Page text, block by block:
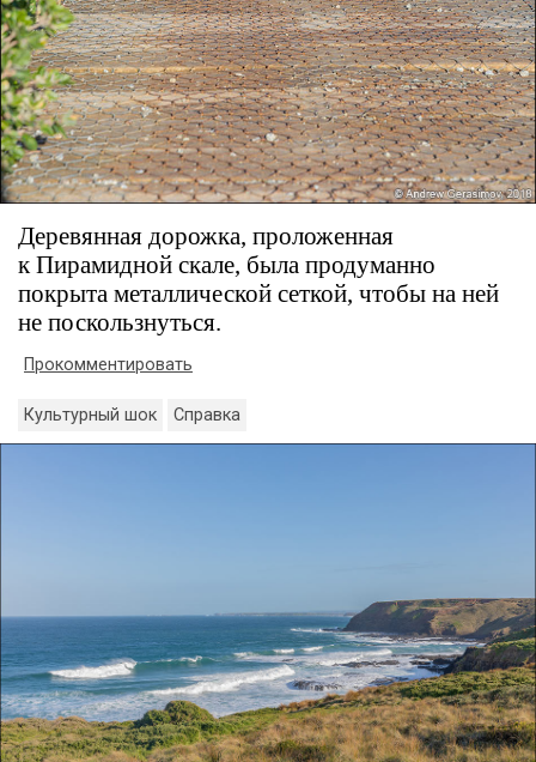
Деревянная дорожка, проложенная
к Пирамидной скале, была продуманно
покрыта металлической сеткой, чтобы на ней
не поскользнуться.
Прокомментировать
Культурный шок Справка